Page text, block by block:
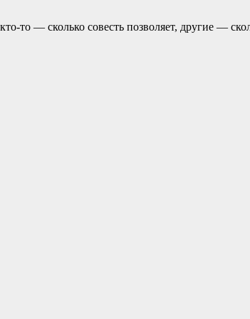
то — сколько совесть позвoляет, другие —